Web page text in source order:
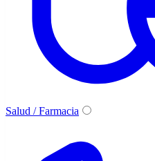
Salud / Farmacia